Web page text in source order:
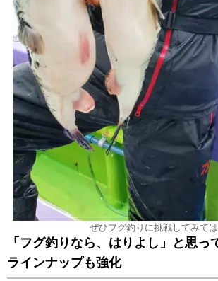
ぜひフグ釣りに挑戦してみて
「フグ釣りなら、はりよし」と思っ
ラインナップも強化